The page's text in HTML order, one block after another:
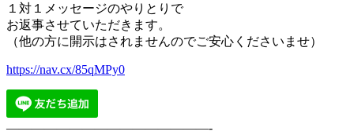
１対１メッセージのやりとりで
お返事させていただきます。
（他の方に開示はされませんのでご安心くださいませ）
https://nav.cx/85qMPy0
————————————————-